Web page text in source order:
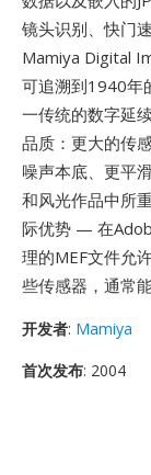
镜头识别、快门
Mamiya Digital
可追溯到1940年
一传统的数字延
品质：更大的传
噪声本底、更平
和风光作品中所
际优势 — 在
理的MEF文件允
些传感器，通常
开发者: Mamiya
首次发布: 2004